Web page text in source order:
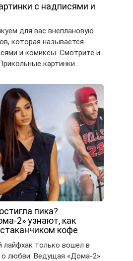
с надписями и
для вас внеплановую
которая называется
и комиксы. Смотрите и
картинки…
пика?
2» узнают, как
кофе
лайфхак только вошел в
любви. Ведущая «Дома-2»